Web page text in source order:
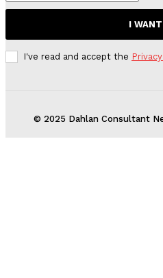
I
I've read and accept the
© 2025 Dahlan Consultant